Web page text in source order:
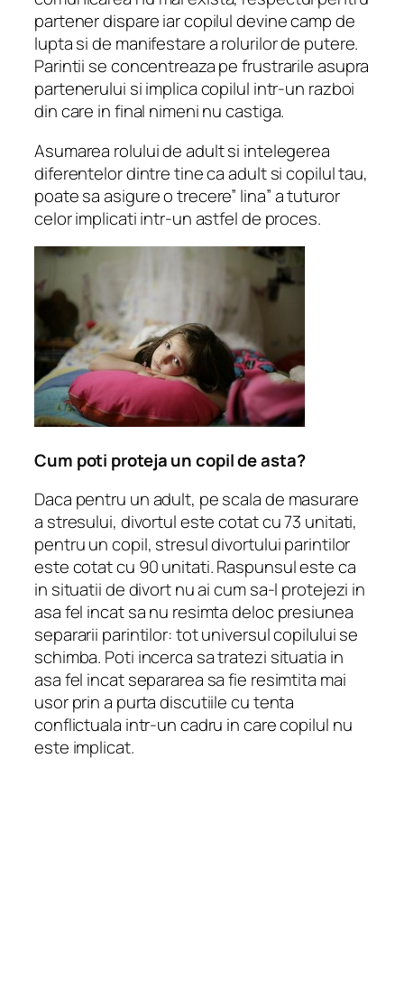
partener dispare iar copilul devine camp de
lupta si de manifestare a rolurilor de putere.
Parintii se concentreaza pe frustrarile asupra
partenerului si implica copilul intr-un razboi
din care in final nimeni nu castiga.
Asumarea rolului de adult si intelegerea
diferentelor dintre tine ca adult si copilul tau,
poate sa asigure o trecere” lina” a tuturor
celor implicati intr-un astfel de proces.
Cum poti proteja un copil de asta?
Daca pentru un adult, pe scala de masurare
a stresului, divortul este cotat cu 73 unitati,
pentru un copil, stresul divortului parintilor
este cotat cu 90 unitati. Raspunsul este ca
in situatii de divort nu ai cum sa-l protejezi in
asa fel incat sa nu resimta deloc presiunea
separarii parintilor: tot universul copilului se
schimba. Poti incerca sa tratezi situatia in
asa fel incat separarea sa fie resimtita mai
usor prin a purta discutiile cu tenta
conflictuala intr-un cadru in care copilul nu
este implicat.